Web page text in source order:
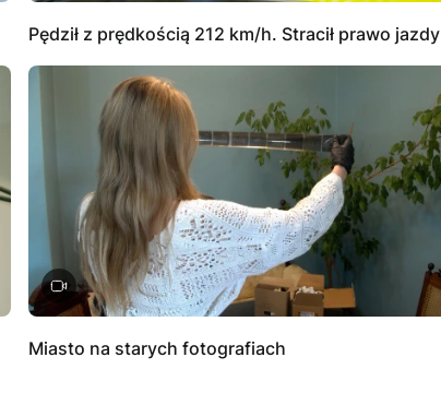
Pędził z prędkością 212 km/h. Stracił prawo jazdy
Miasto na starych fotografiach